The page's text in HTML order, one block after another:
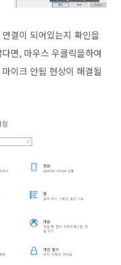
결이 되어있는지 확인을
면, 마우스 우클릭을하여
이크 안됨 현상이 해결될